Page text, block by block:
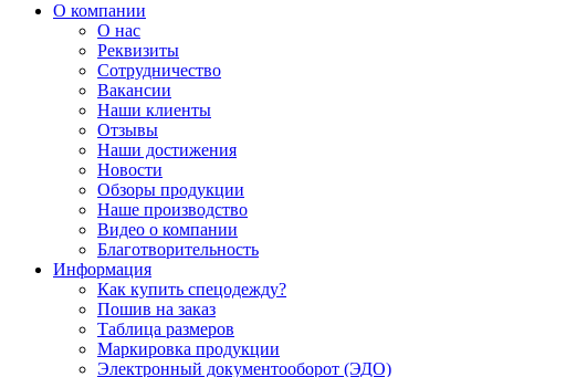
О компании
О нас
Реквизиты
Сотрудничество
Вакансии
Наши клиенты
Отзывы
Наши достижения
Новости
Обзоры продукции
Наше производство
Видео о компании
Благотворительность
Информация
Как купить спецодежду?
Пошив на заказ
Таблица размеров
Маркировка продукции
Электронный документооборот (ЭДО)